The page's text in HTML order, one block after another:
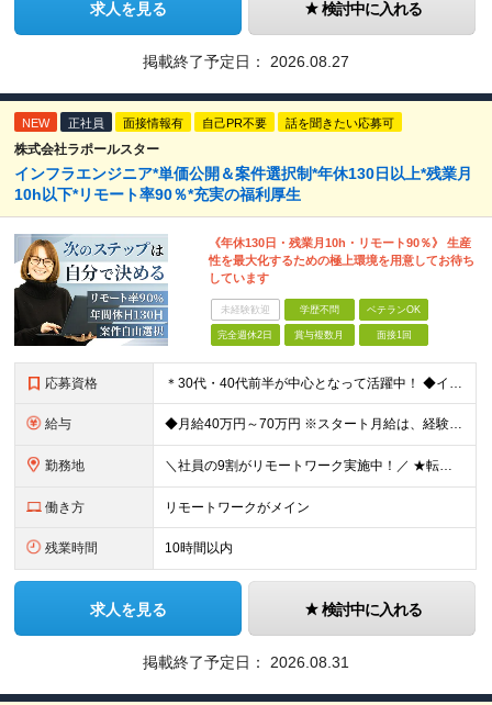
求人を見る 検討中に入れる
掲載終了予定日： 2026.08.27
NEW 正社員 面接情報有 自己PR不要 話を聞きたい応募可
株式会社ラポールスター
インフラエンジニア*単価公開＆案件選択制*年休130日以上*残業月
10h以下*リモート率90％*充実の福利厚生
《年休130日・残業月10h・リモート90％》 生産
性を最大化するための極上環境を用意してお待ち
しています
未経験歓迎 学歴不問 ベテランOK
完全週休2日 賞与複数月 面接1回
応募資格 ＊30代・40代前半が中心となって活躍中！ ◆インフラ（サーバー・ネットワーク・クラウド等）の設計、構築、テストいずれかの実務経験3年以上 ◆学歴不問 ★求める人物像： ◎他責ではなく、自身のキャ
給与 ◆月給40万円～70万円 ※スタート月給は、経験・能力・前職の給与等を考慮の上で決定いたします。 ※上記金額には残業の有無に関わらず、 月30時間分の固定残業代（7万6,000円～13万3,000円
勤務地 ＼社員の9割がリモートワーク実施中！／ ★転勤ナシ！ ★UIターン歓迎！ 関東、関西、東海、九州・中国エリアの各プロジェクト先から希望を優先して決定。 ※リモート案件も多数あり！ ◆関東エリア
働き方 リモートワークがメイン
残業時間 10時間以内
求人を見る 検討中に入れる
掲載終了予定日： 2026.08.31